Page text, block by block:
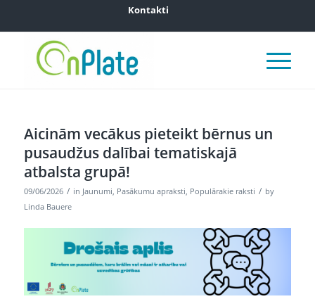
Kontakti
Aicinām vecākus pieteikt bērnus un
pusaudžus dalībai tematiskajā
atbalsta grupā!
09/06/2026 / in Jaunumi, Pasākumu apraksti, Populārakie raksti / by
Linda Bauere